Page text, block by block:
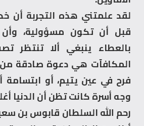
لقد علمتني هذه التجربة أن
قبل أن تكون مسؤولية، وأن
بالعطاء ينبغي ألا تنتظر
المكافآت هي دعوة صادقة من
فرح في عين يتيم، أو ابتسامة
وجه أسرة كانت تظن أن الدنيا
رحم الله السلطان قابوس بن